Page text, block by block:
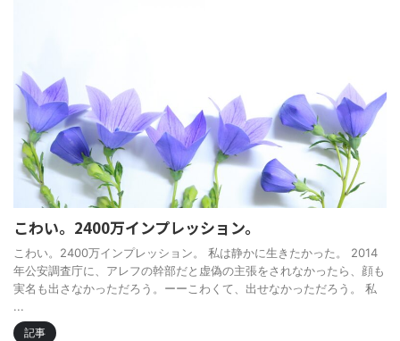
こわい。2400万インプレッション。
こわい。2400万インプレッション。 私は静かに生きたかった。 2014
年公安調査庁に、アレフの幹部だと虚偽の主張をされなかったら、顔も
実名も出さなかっただろう。ーーこわくて、出せなかっただろう。 私
...
記事